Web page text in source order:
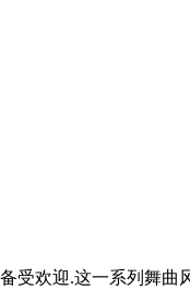
受欢迎.这一系列舞曲